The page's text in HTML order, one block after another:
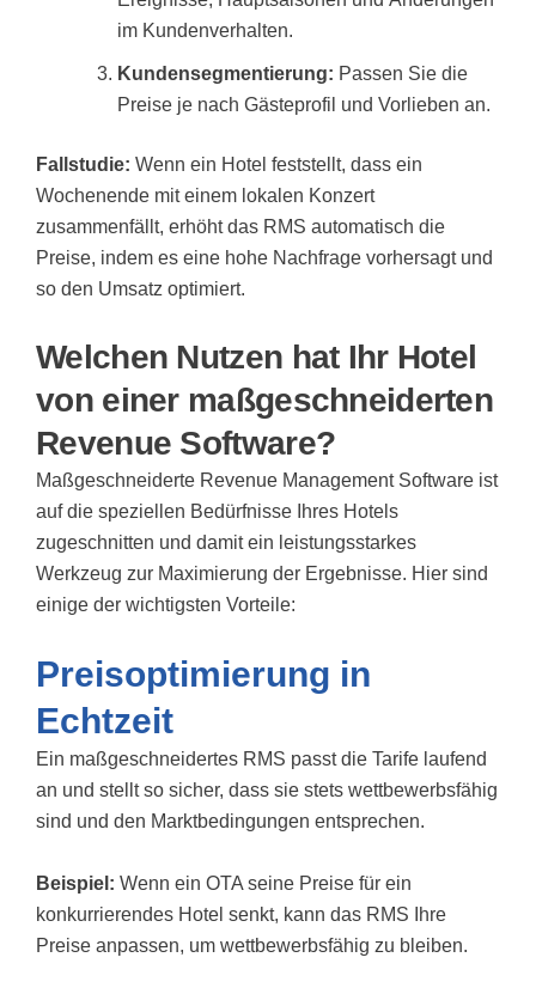
im Kundenverhalten.
Kundensegmentierung: Passen Sie die
Preise je nach Gästeprofil und Vorlieben an.
Fallstudie: Wenn ein Hotel feststellt, dass ein
Wochenende mit einem lokalen Konzert
zusammenfällt, erhöht das RMS automatisch die
Preise, indem es eine hohe Nachfrage vorhersagt und
so den Umsatz optimiert.
Welchen Nutzen hat Ihr Hotel
von einer maßgeschneiderten
Revenue Software?
Maßgeschneiderte Revenue Management Software ist
auf die speziellen Bedürfnisse Ihres Hotels
zugeschnitten und damit ein leistungsstarkes
Werkzeug zur Maximierung der Ergebnisse. Hier sind
einige der wichtigsten Vorteile:
Preisoptimierung in
Echtzeit
Ein maßgeschneidertes RMS passt die Tarife laufend
an und stellt so sicher, dass sie stets wettbewerbsfähig
sind und den Marktbedingungen entsprechen.
Beispiel: Wenn ein OTA seine Preise für ein
konkurrierendes Hotel senkt, kann das RMS Ihre
Preise anpassen, um wettbewerbsfähig zu bleiben.